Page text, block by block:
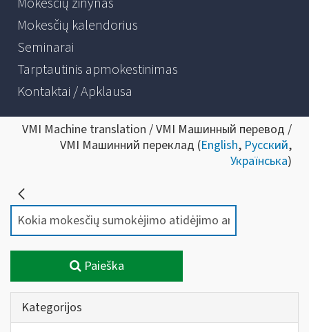
Mokesčių kalendorius
Seminarai
Tarptautinis apmokestinimas
Kontaktai / Apklausa
VMI Machine translation / VMI Машинный перевод /
VMI Машинний переклад (English, Русский,
Українська)
Paieška
Kategorijos